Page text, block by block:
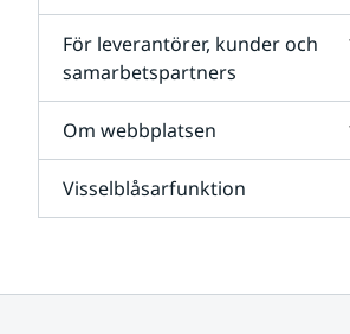
För leverantörer, kunder och
samarbetspartners
Om webbplatsen
Visselblåsarfunktion